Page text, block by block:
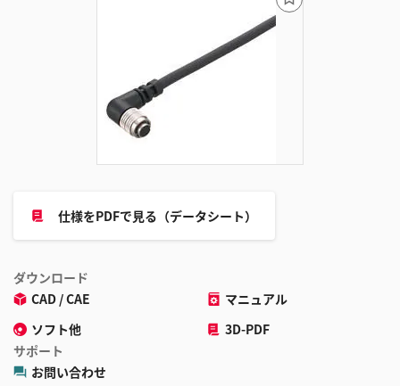
仕様をPDFで見る（データシート）
ダウンロード
CAD / CAE
マニュアル
ソフト他
3D-PDF
サポート
お問い合わせ
ッ